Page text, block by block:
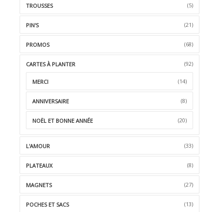
TROUSSES (5)
PIN'S (21)
PROMOS (68)
CARTES À PLANTER (92)
MERCI (14)
ANNIVERSAIRE (8)
NOËL ET BONNE ANNÉE (20)
L'AMOUR (33)
PLATEAUX (8)
MAGNETS (27)
POCHES ET SACS (13)